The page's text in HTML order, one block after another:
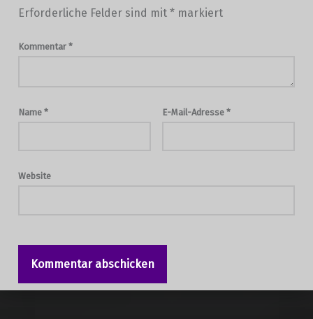
Erforderliche Felder sind mit *markiert
Kommentar *
Name * E-Mail-Adresse *
Website